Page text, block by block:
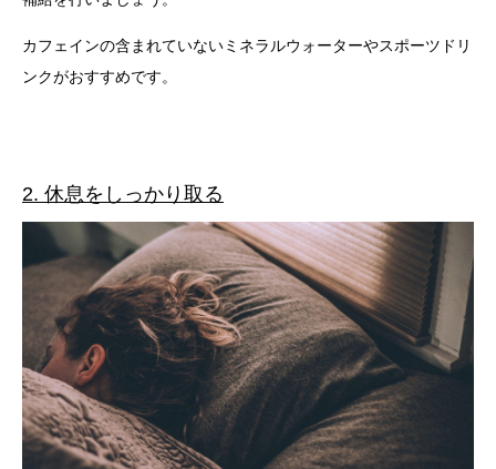
カフェインの含まれていないミネラルウォーターやスポーツドリ
ンクがおすすめです。
2. 休息をしっかり取る